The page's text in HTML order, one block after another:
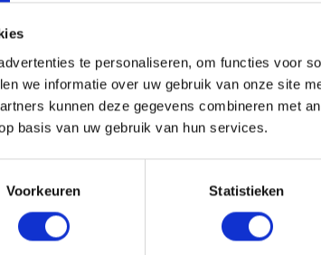
te personaliseren, om functies voor
we informatie over uw gebruik van onze site
kunnen deze gegevens combineren met
basis van uw gebruik van hun services.
Voorkeuren Statistieken